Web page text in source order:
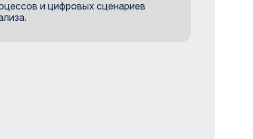
и цифровых сценариев